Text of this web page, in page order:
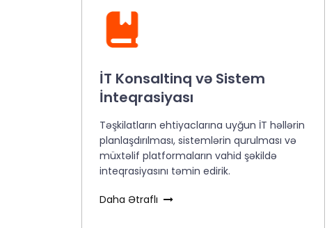
İT Konsaltinq və Sistem
İnteqrasiyası
Təşkilatların ehtiyaclarına uyğun İT həllərin
planlaşdırılması, sistemlərin qurulması və
müxtəlif platformaların vahid şəkildə
inteqrasiyasını təmin edirik.
Daha Ətraflı